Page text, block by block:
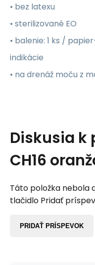
• bez latexu
• sterilizované EO
• balenie: 1 ks /
indikácie
• na drenáž moču z
Diskusia k
CH16
Táto položka nebola
tlačidlo Pridať
PRIDAŤ PRÍSPEVOK